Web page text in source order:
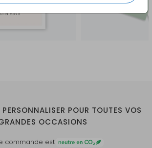
POUR TOUTES VOS
OCCASIONS
commande est